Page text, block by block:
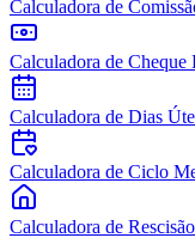
Calculadora de
Calculadora de Cheque
Calculadora de Dias
Calculadora de Ciclo
Calculadora de